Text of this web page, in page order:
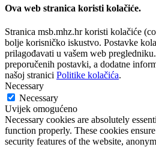
Ova web stranica koristi kolačiće.
Stranica msb.mhz.hr koristi kolačiće
bolje korisničko iskustvo. Postavke
prilagođavati u vašem web
preporučenih postavki, a dodatne
našoj stranici Politike kolačića.
Necessary
Necessary
Uvijek omogućeno
Necessary cookies are absolutely
function properly. These cookies
security features of the website,